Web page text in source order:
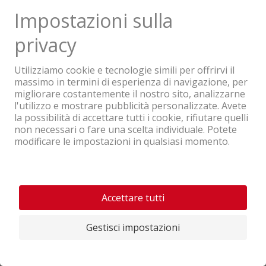
prezzo e regalare tanta gioia a vostro figlio.
Bobby Car: Il classico
intramontabile
Trovare online la Bobby Car giusta per
ogni età
classico intramontabile per i piccoli dai 1 ai 5
anni. Quando acquistate un’auto per bambini,
dovreste considerare la corporatura e l’altezza